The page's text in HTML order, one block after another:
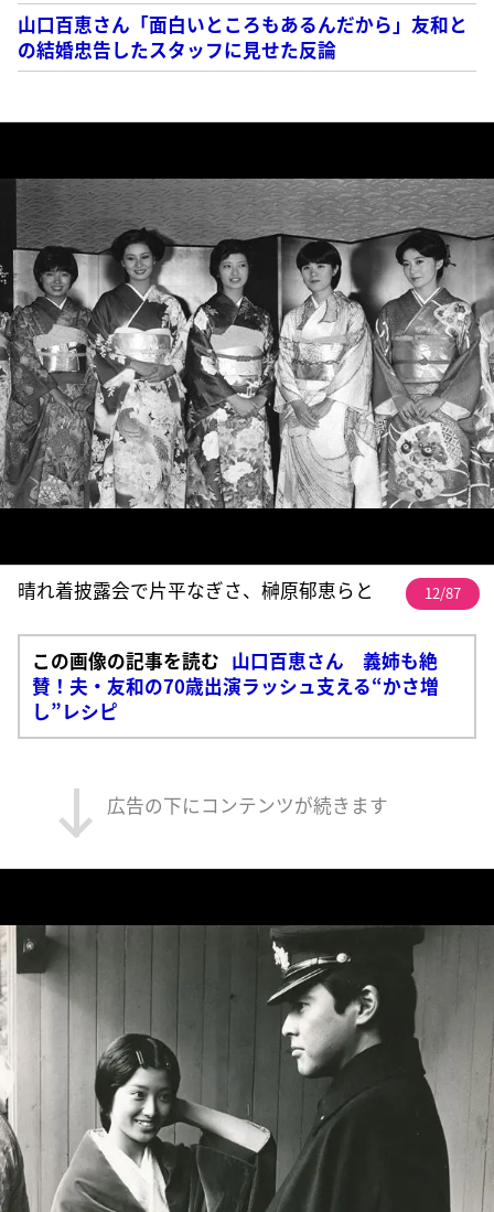
山口百恵さん「面白いところもあるんだから」友和と
の結婚忠告したスタッフに見せた反論
晴れ着披露会で片平なぎさ、榊原郁恵らと 12/87
この画像の記事を読む 山口百恵さん 義姉も絶
賛！夫・友和の70歳出演ラッシュ支える“かさ増
し”レシピ
広告の下にコンテンツが続きます